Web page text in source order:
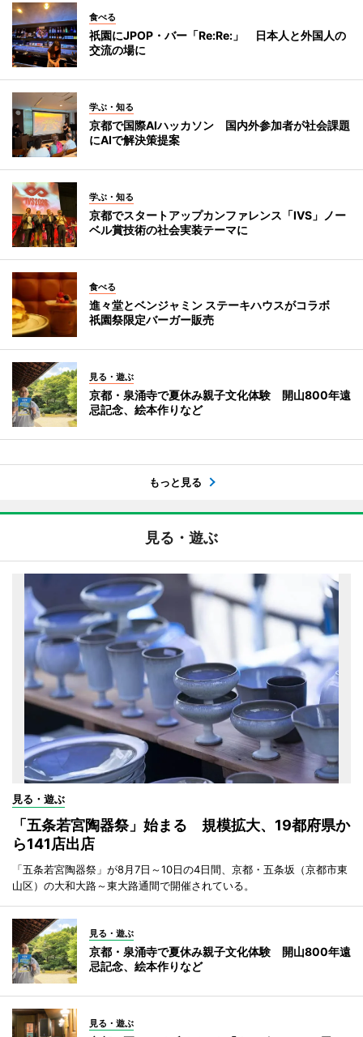
食べる
祇園にJPOP・バー「Re:Re:」 日本人と外国人の
交流の場に
学ぶ・知る
京都で国際AIハッカソン 国内外参加者が社会課題
にAIで解決策提案
学ぶ・知る
京都でスタートアップカンファレンス「IVS」ノー
ベル賞技術の社会実装テーマに
食べる
進々堂とベンジャミン ステーキハウスがコラボ
祇園祭限定バーガー販売
見る・遊ぶ
京都・泉涌寺で夏休み親子文化体験 開山800年遠
忌記念、絵本作りなど
もっと見る
見る・遊ぶ
見る・遊ぶ
「五条若宮陶器祭」始まる 規模拡大、19都府県か
ら141店出店
「五条若宮陶器祭」が8月7日～10日の4日間、京都・五条坂（京都市東
山区）の大和大路～東大路通間で開催されている。
見る・遊ぶ
京都・泉涌寺で夏休み親子文化体験 開山800年遠
忌記念、絵本作りなど
見る・遊ぶ